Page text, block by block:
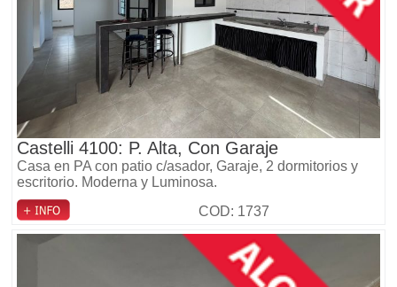
Castelli 4100: P. Alta, Con Garaje
Casa en PA con patio c/asador, Garaje, 2 dormitorios y
escritorio. Moderna y Luminosa.
COD: 1737